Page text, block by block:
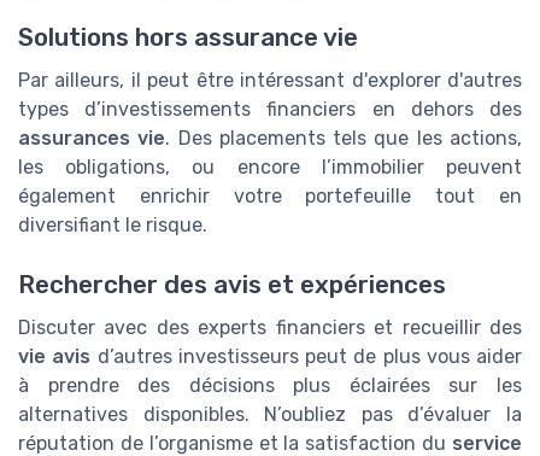
Solutions hors assurance vie
Par ailleurs, il peut être intéressant d'explorer d'autres
types d’investissements financiers en dehors des
assurances vie. Des placements tels que les actions,
les obligations, ou encore l’immobilier peuvent
également enrichir votre portefeuille tout en
diversifiant le risque.
Rechercher des avis et expériences
Discuter avec des experts financiers et recueillir des
vie avis d’autres investisseurs peut de plus vous aider
à prendre des décisions plus éclairées sur les
alternatives disponibles. N’oubliez pas d’évaluer la
réputation de l’organisme et la satisfaction du service